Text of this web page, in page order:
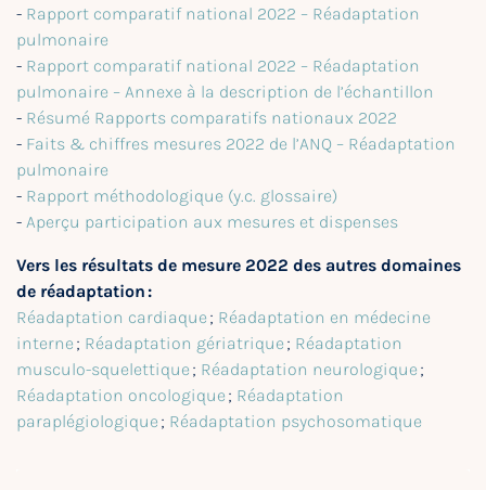
- Rapport comparatif national 2022 – Réadaptation
pulmonaire
- Rapport comparatif national 2022 – Réadaptation
pulmonaire – Annexe à la description de l’échantillon
- Résumé Rapports comparatifs nationaux 2022
- Faits & chiffres mesures 2022 de l’ANQ – Réadaptation
pulmonaire
- Rapport méthodologique (y.c. glossaire)
- Aperçu participation aux mesures et dispenses
Vers les résultats de mesure 2022 des autres domaines
de réadaptation :
Réadaptation cardiaque ; Réadaptation en médecine
interne ; Réadaptation gériatrique ; Réadaptation
musculo-squelettique ; Réadaptation neurologique ;
Réadaptation oncologique ; Réadaptation
paraplégiologique ; Réadaptation psychosomatique